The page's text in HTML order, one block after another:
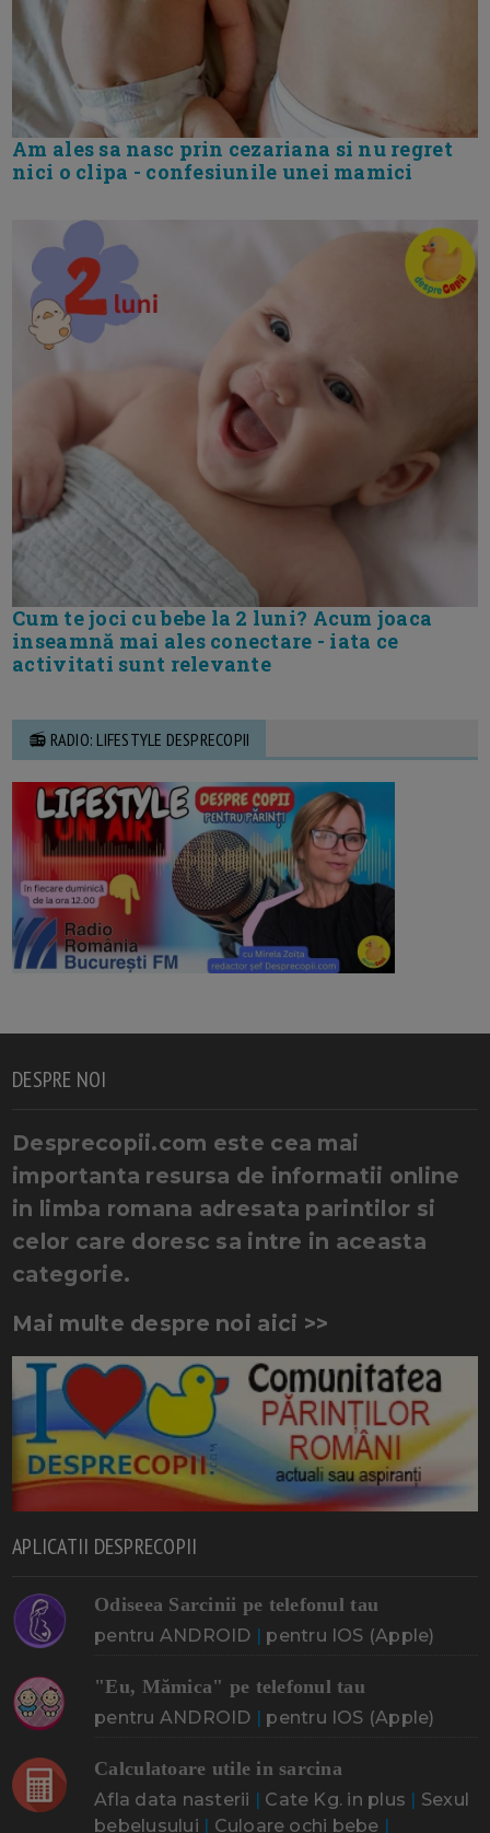
Am ales sa nasc prin cezariana si nu regret
nici o clipa - confesiunile unei mamici
Cum te joci cu bebe la 2 luni? Acum joaca
inseamnă mai ales conectare - iata ce
activitati sunt relevante
📻 RADIO: LIFESTYLE DESPRECOPII
DESPRE NOI
Desprecopii.com este cea mai
importanta resursa de informatii online
in limba romana adresata parintilor si
celor care doresc sa intre in aceasta
categorie.
Mai multe despre noi aici >>
APLICATII DESPRECOPII
Odiseea Sarcinii pe telefonul tau
pentru ANDROID | pentru IOS (Apple)
"Eu, Mămica" pe telefonul tau
pentru ANDROID | pentru IOS (Apple)
Calculatoare utile in sarcina
Afla data nasterii | Cate Kg. in plus | Sexul
bebelusului | Culoare ochi bebe |